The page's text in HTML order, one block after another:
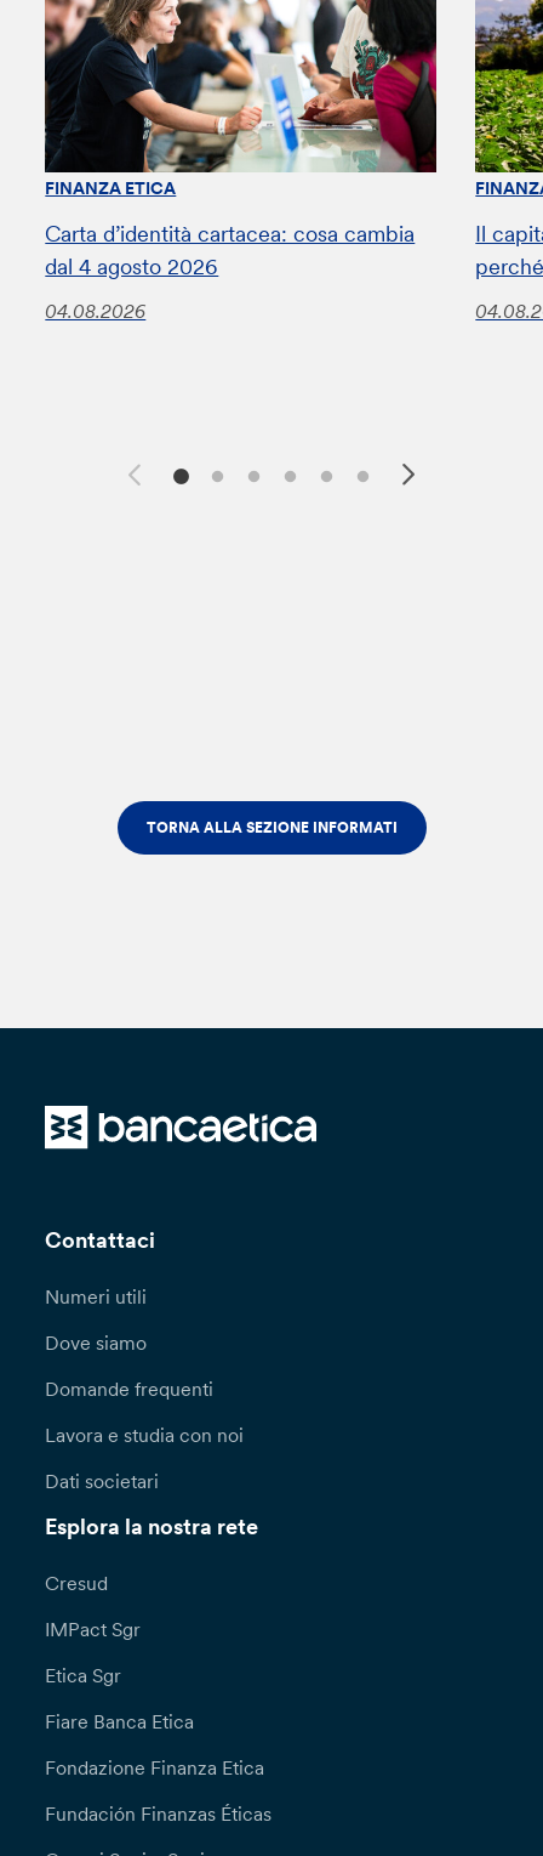
FINANZA ETICA
Carta d’identità cartacea: cosa cambia
dal 4 agosto 2026
04.08.2026
Il
TORNA ALLA SEZIONE INFORMATI
Contattaci
Numeri utili
Dove siamo
Domande frequenti
Lavora e studia con noi
Dati societari
Esplora la nostra rete
Cresud
IMPact Sgr
Etica Sgr
Fiare Banca Etica
Fondazione Finanza Etica
Fundación Finanzas Éticas